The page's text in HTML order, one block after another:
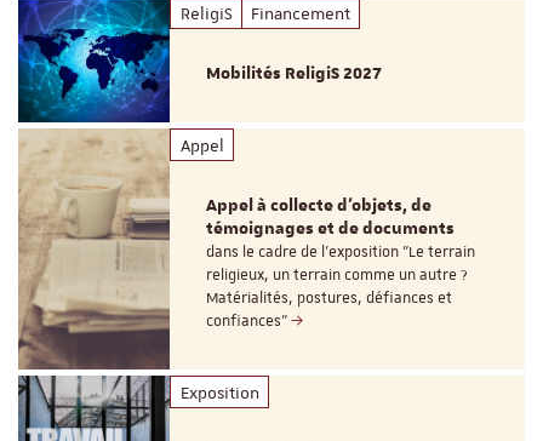
ReligiS Financement
Mobilités ReligiS 2027
Appel
Appel à collecte d'objets, de
témoignages et de documents
dans le cadre de l'exposition "Le terrain
religieux, un terrain comme un autre ?
Matérialités, postures, défiances et
confiances"
Exposition